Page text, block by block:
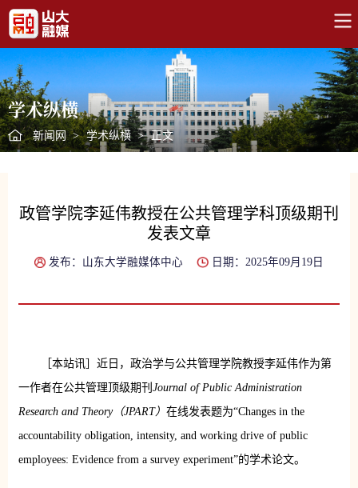
学术纵横
新闻网 > 学术纵横 > 正文
政管学院李延伟教授在公共管理学科顶级期刊
发表文章
发布：山东大学融媒体中心 日期：2025年09月19日
［本站讯］近日，政治学与公共管理学院教授李延伟作为第
一作者在公共管理顶级期刊 Journal of Public Administration
Research and Theory（JPART） 在线发表题为“Changes in the
accountability obligation, intensity, and working drive of public
employees: Evidence from a survey experiment”的学术论文。